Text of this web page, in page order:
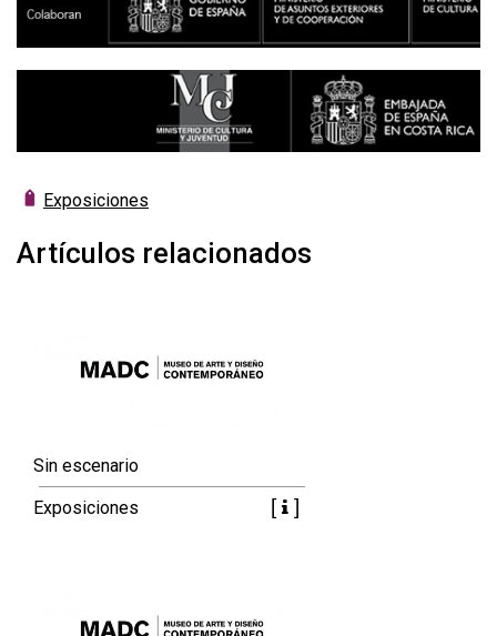
Exposiciones
Artículos relacionados
Sin escenario
Exposiciones